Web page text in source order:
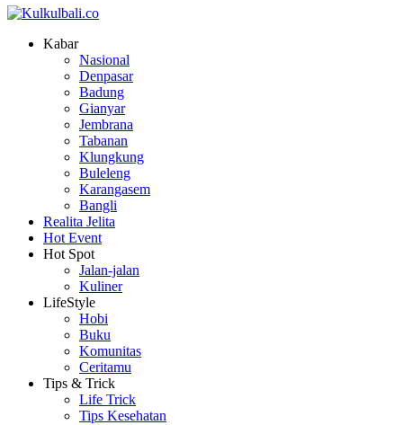
Kabar
Nasional
Denpasar
Badung
Gianyar
Jembrana
Tabanan
Klungkung
Buleleng
Karangasem
Bangli
Realita Jelita
Hot Event
Hot Spot
Jalan-jalan
Kuliner
LifeStyle
Hobi
Buku
Komunitas
Ceritamu
Tips & Trick
Life Trick
Tips Kesehatan